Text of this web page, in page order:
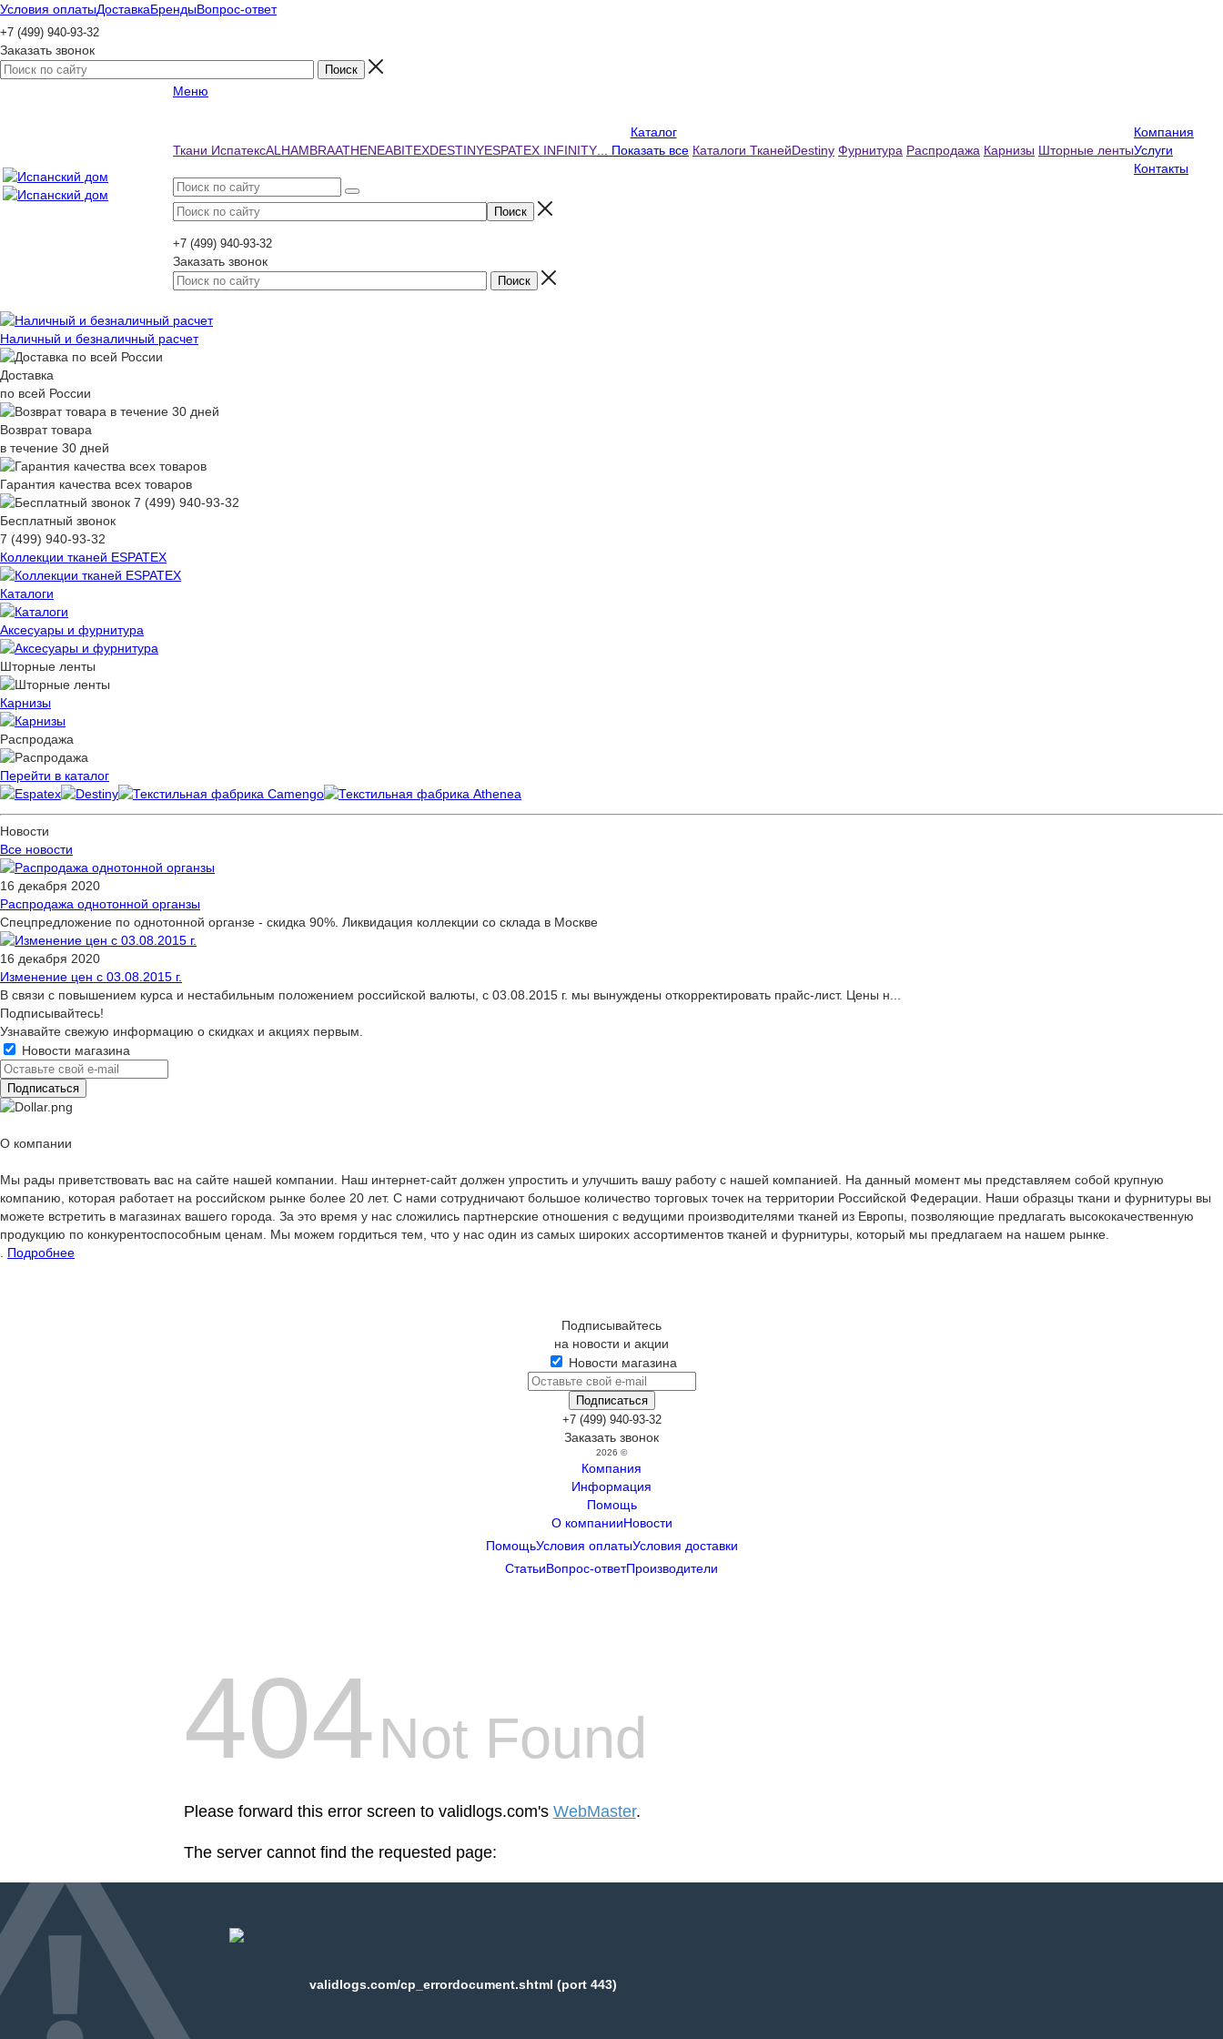
Условия оплатыДоставкаБрендыВопрос-ответ
+7 (499) 940-93-32
Заказать звонок
Меню
Каталог
Ткани ИспатексALHAMBRAATHENEABITEXDESTINYESPATEX INFINITY ... Показать все Каталоги ТканейDestiny Фурнитура Распродажа Карнизы Шторные ленты
Компания
Услуги
Контакты
+7 (499) 940-93-32
Заказать звонок
Наличный и безналичный расчет
Доставка
по всей России
Возврат товара
в течение 30 дней
Гарантия качества всех товаров
Бесплатный звонок
7 (499) 940-93-32
Коллекции тканей ESPATEX
Каталоги
Аксесуары и фурнитура
Шторные ленты
Карнизы
Распродажа
Перейти в каталог
Новости
Все новости
16 декабря 2020
Распродажа однотонной органзы
Спецпредложение по однотонной органзе - скидка 90%. Ликвидация коллекции со склада в Москве
16 декабря 2020
Изменение цен с 03.08.2015 г.
В связи с повышением курса и нестабильным положением российской валюты, с 03.08.2015 г. мы вынуждены откорректировать прайс-лист. Цены н...
Подписывайтесь!
Узнавайте свежую информацию о скидках и акциях первым.
Новости магазина
О компании
Мы рады приветствовать вас на сайте нашей компании. Наш интернет-сайт должен упростить и улучшить вашу работу с нашей компанией. На данный момент мы представляем собой крупную
компанию, которая работает на российском рынке более 20 лет. С нами сотрудничают большое количество торговых точек на территории Российской Федерации. Наши образцы ткани и фурнитуры вы
можете встретить в магазинах вашего города. За это время у нас сложились партнерские отношения с ведущими производителями тканей из Европы, позволяющие предлагать высококачественную
продукцию по конкурентоспособным ценам. Мы можем гордиться тем, что у нас один из самых широких ассортиментов тканей и фурнитуры, который мы предлагаем на нашем рынке.
Подробнее
Подписывайтесь
на новости и акции
Новости магазина
+7 (499) 940-93-32
Заказать звонок
2026 ©
Компания
Информация
Помощь
О компанииНовости
ПомощьУсловия оплатыУсловия доставки
СтатьиВопрос-ответПроизводители
404Not Found
Please forward this error screen to validlogs.com's WebMaster.
The server cannot find the requested page:
validlogs.com/cp_errordocument.shtml (port 443)